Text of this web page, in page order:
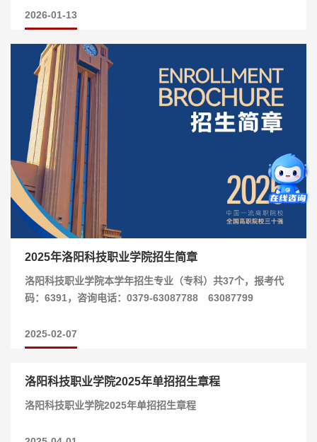
2026-01-13
2025年洛阳科技职业学院招生简章
洛阳科技职业学院本学年招生专业（专科）共37个，报考代
码：6391，咨询电话：0379-63087788 63087799
2025-02-07
洛阳科技职业学院2025年单招招生章程
洛阳科技职业学院2025年单招招生章程